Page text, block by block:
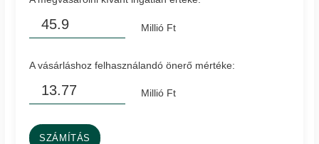
Millió Ft
A vásárláshoz felhasználandó önerő mértéke:
Millió Ft
SZÁMÍTÁS